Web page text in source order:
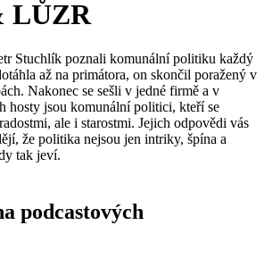
LŮZR
Stuchlík poznali komunální politiku každý
až na primátora, on skončil poražený v
Nakonec se sešli v jedné firmě a v
hosty jsou komunální politici, kteří se
ale i starostmi. Jejich odpovědi vás
že politika nejsou jen intriky, špína a
tak jeví.
podcastových